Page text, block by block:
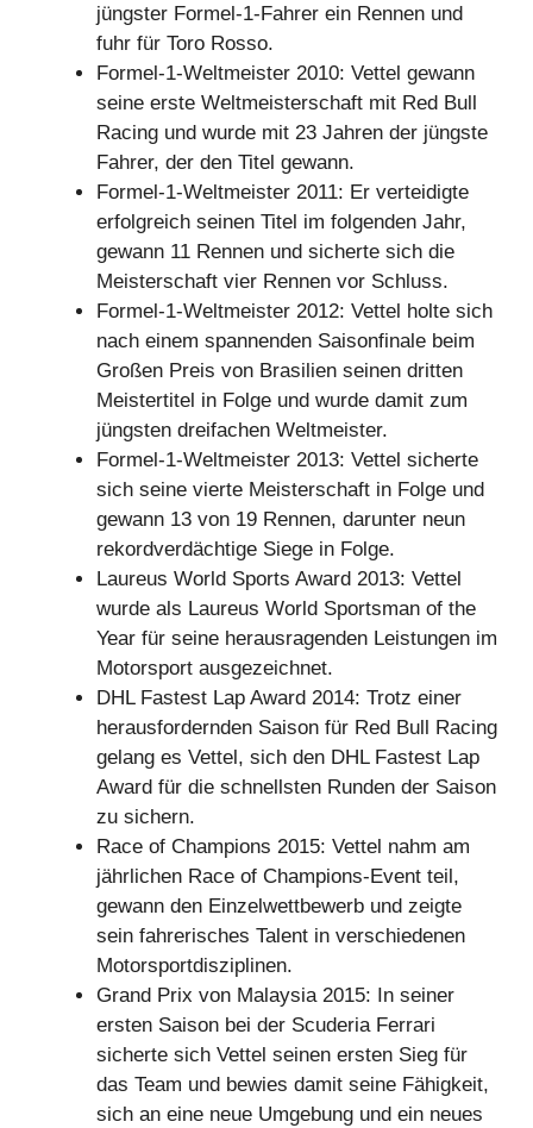
jüngster Formel-1-Fahrer ein Rennen und
fuhr für Toro Rosso.
Formel-1-Weltmeister 2010: Vettel gewann
seine erste Weltmeisterschaft mit Red Bull
Racing und wurde mit 23 Jahren der jüngste
Fahrer, der den Titel gewann.
Formel-1-Weltmeister 2011: Er verteidigte
erfolgreich seinen Titel im folgenden Jahr,
gewann 11 Rennen und sicherte sich die
Meisterschaft vier Rennen vor Schluss.
Formel-1-Weltmeister 2012: Vettel holte sich
nach einem spannenden Saisonfinale beim
Großen Preis von Brasilien seinen dritten
Meistertitel in Folge und wurde damit zum
jüngsten dreifachen Weltmeister.
Formel-1-Weltmeister 2013: Vettel sicherte
sich seine vierte Meisterschaft in Folge und
gewann 13 von 19 Rennen, darunter neun
rekordverdächtige Siege in Folge.
Laureus World Sports Award 2013: Vettel
wurde als Laureus World Sportsman of the
Year für seine herausragenden Leistungen im
Motorsport ausgezeichnet.
DHL Fastest Lap Award 2014: Trotz einer
herausfordernden Saison für Red Bull Racing
gelang es Vettel, sich den DHL Fastest Lap
Award für die schnellsten Runden der Saison
zu sichern.
Race of Champions 2015: Vettel nahm am
jährlichen Race of Champions-Event teil,
gewann den Einzelwettbewerb und zeigte
sein fahrerisches Talent in verschiedenen
Motorsportdisziplinen.
Grand Prix von Malaysia 2015: In seiner
ersten Saison bei der Scuderia Ferrari
sicherte sich Vettel seinen ersten Sieg für
das Team und bewies damit seine Fähigkeit,
sich an eine neue Umgebung und ein neues